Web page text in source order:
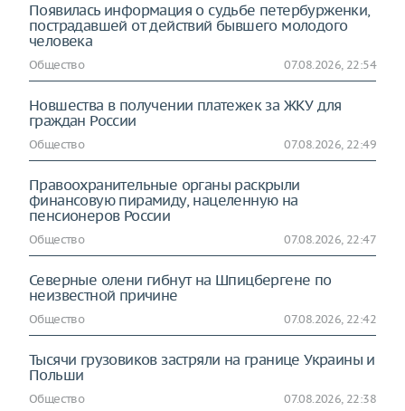
Появилась информация о судьбе петербурженки,
пострадавшей от действий бывшего молодого
человека
Общество 07.08.2026, 22:54
Новшества в получении платежек за ЖКУ для
граждан России
Общество 07.08.2026, 22:49
Правоохранительные органы раскрыли
финансовую пирамиду, нацеленную на
пенсионеров России
Общество 07.08.2026, 22:47
Северные олени гибнут на Шпицбергене по
неизвестной причине
Общество 07.08.2026, 22:42
Тысячи грузовиков застряли на границе Украины и
Польши
Общество 07.08.2026, 22:38